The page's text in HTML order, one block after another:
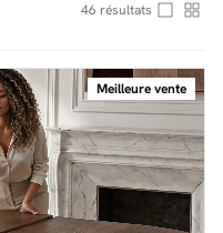
46 résultats
Meilleure vente